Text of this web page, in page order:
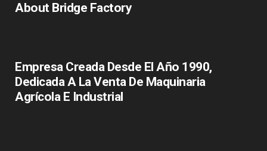
About Bridge Factory
Empresa Creada Desde El Año 1990,
Dedicada A La Venta De Maquinaria
Agrícola E Industrial